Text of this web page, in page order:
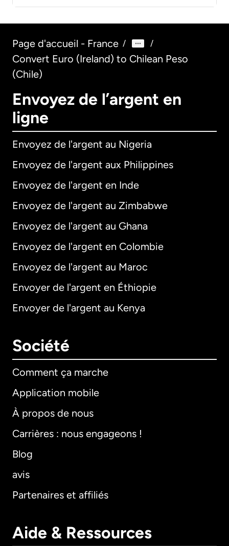
Page d'accueil - France / /
Convert Euro (Ireland) to Chilean Peso
(Chile)
Envoyez de l’argent en
ligne
Envoyez de l'argent au Nigeria
Envoyez de l'argent aux Philippines
Envoyez de l'argent en Inde
Envoyez de l'argent au Zimbabwe
Envoyez de l'argent au Ghana
Envoyez de l'argent en Colombie
Envoyez de l'argent au Maroc
Envoyer de l'argent en Éthiopie
Envoyer de l'argent au Kenya
Société
Comment ça marche
Application mobile
À propos de nous
Carrières : nous engageons !
Blog
avis
Partenaires et affiliés
Aide & Ressources